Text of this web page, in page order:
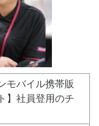
モバイル携帯販
】社員登用のチ